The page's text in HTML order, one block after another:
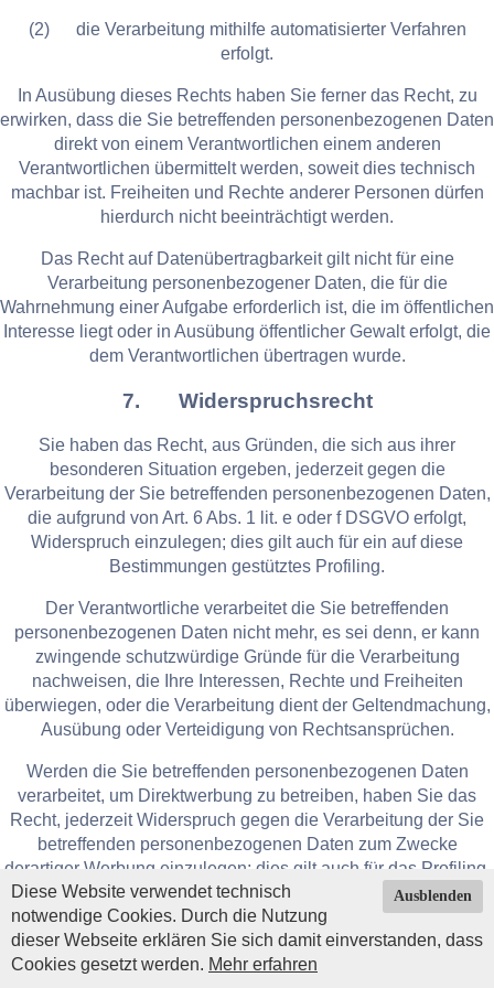
(2) die Verarbeitung mithilfe automatisierter Verfahren
erfolgt.
In Ausübung dieses Rechts haben Sie ferner das Recht, zu
erwirken, dass die Sie betreffenden personenbezogenen Daten
direkt von einem Verantwortlichen einem anderen
Verantwortlichen übermittelt werden, soweit dies technisch
machbar ist. Freiheiten und Rechte anderer Personen dürfen
hierdurch nicht beeinträchtigt werden.
Das Recht auf Datenübertragbarkeit gilt nicht für eine
Verarbeitung personenbezogener Daten, die für die
Wahrnehmung einer Aufgabe erforderlich ist, die im öffentlichen
Interesse liegt oder in Ausübung öffentlicher Gewalt erfolgt, die
dem Verantwortlichen übertragen wurde.
7. Widerspruchsrecht
Sie haben das Recht, aus Gründen, die sich aus ihrer
besonderen Situation ergeben, jederzeit gegen die
Verarbeitung der Sie betreffenden personenbezogenen Daten,
die aufgrund von Art. 6 Abs. 1 lit. e oder f DSGVO erfolgt,
Widerspruch einzulegen; dies gilt auch für ein auf diese
Bestimmungen gestütztes Profiling.
Der Verantwortliche verarbeitet die Sie betreffenden
personenbezogenen Daten nicht mehr, es sei denn, er kann
zwingende schutzwürdige Gründe für die Verarbeitung
nachweisen, die Ihre Interessen, Rechte und Freiheiten
überwiegen, oder die Verarbeitung dient der Geltendmachung,
Ausübung oder Verteidigung von Rechtsansprüchen.
Werden die Sie betreffenden personenbezogenen Daten
verarbeitet, um Direktwerbung zu betreiben, haben Sie das
Recht, jederzeit Widerspruch gegen die Verarbeitung der Sie
betreffenden personenbezogenen Daten zum Zwecke
derartiger Werbung einzulegen; dies gilt auch für das Profiling,
soweit es mit solcher Direktwerbung in Verbindung steht.
Widersprechen Sie der Verarbeitung für Zwecke der
Direktwerbung, so werden die Sie betreffenden
Ausblenden
Diese Website verwendet technisch
notwendige Cookies. Durch die Nutzung
dieser Webseite erklären Sie sich damit einverstanden, dass
Cookies gesetzt werden. Mehr erfahren